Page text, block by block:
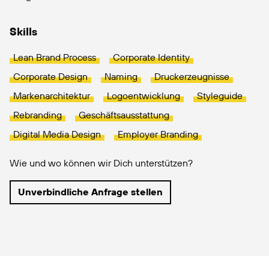
Skills
Lean Brand Process
Corporate Identity
Corporate Design
Naming
Druckerzeugnisse
Markenarchitektur
Logoentwicklung
Styleguide
Rebranding
Geschäftsausstattung
Digital Media Design
Employer Branding
Wie und wo können wir Dich unterstützen?
Unverbindliche Anfrage stellen